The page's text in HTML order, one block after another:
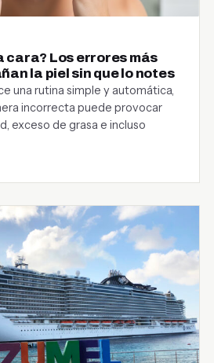
cara? Los errores más
la piel sin que lo notes
una rutina simple y automática,
incorrecta puede provocar
exceso de grasa e incluso